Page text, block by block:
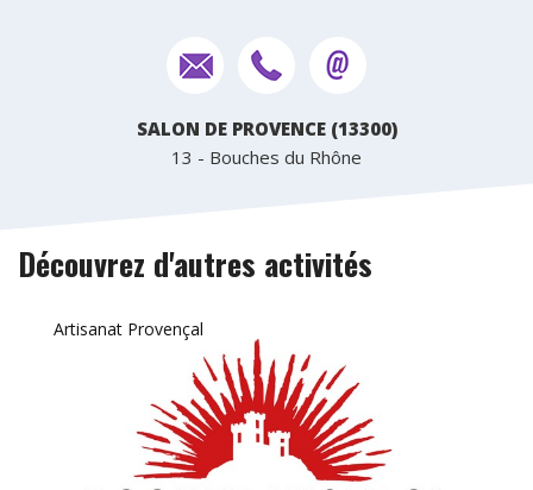
SALON DE PROVENCE (13300)
13 - Bouches du Rhône
Découvrez d'autres activités
Artisanat Provençal